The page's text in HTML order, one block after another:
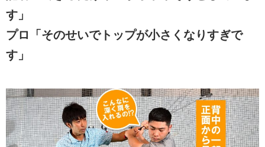
す」
プロ「そのせいでトップが小さくなりすぎで
す」